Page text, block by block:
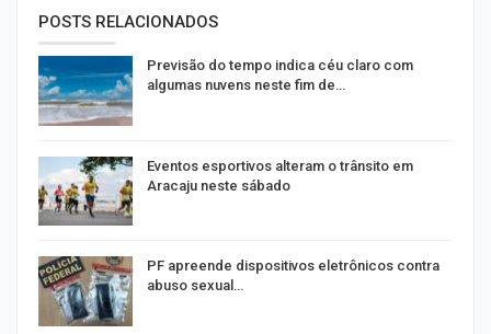
POSTS RELACIONADOS
Previsão do tempo indica céu claro com
algumas nuvens neste fim de…
Eventos esportivos alteram o trânsito em
Aracaju neste sábado
PF apreende dispositivos eletrônicos contra
abuso sexual…